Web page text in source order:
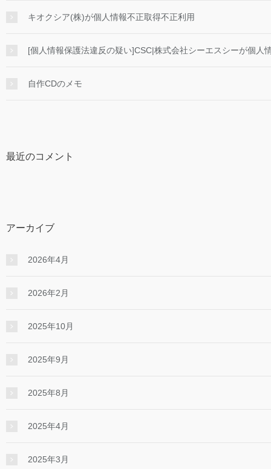
キオクシア(株)が個人情報不正取得不正利用
[個人情報保護法違反の疑い]CSC|株式会社シーエスシーが個人
自作CDのメモ
最近のコメント
アーカイブ
2026年4月
2026年2月
2025年10月
2025年9月
2025年8月
2025年4月
2025年3月